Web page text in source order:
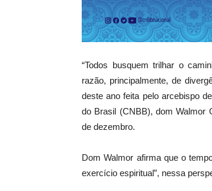
“Todos busquem trilhar o
razão, principalmente, de
deste ano feita pelo arcebispo
do Brasil (CNBB), dom Walmor
de dezembro.
Dom Walmor afirma que o
exercício espiritual”, nessa